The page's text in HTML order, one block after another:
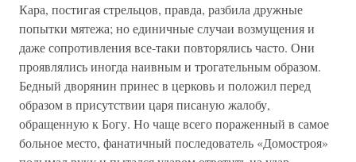
Кара, постигая стрельцов, правда, разбила дружные
попытки мятежа; но единичные случаи возмущения и
даже сопротивления все-таки повторялись часто. Они
проявлялись иногда наивным и трогательным образом.
Бедный дворянин принес в церковь и положил перед
образом в присутствии царя писаную жалобу,
обращенную к Богу. Но чаще всего пораженный в самое
больное место, фанатичный последователь «Домостроя»